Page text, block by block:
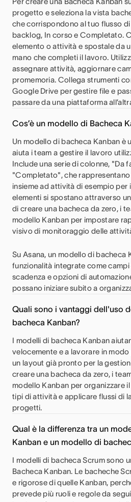
progetto e seleziona la vista
che corrispondono al tuo flusso
backlog, In corso e Completato.
elemento o attività e spostale da
mano che completi il lavoro.
assegnare attività, aggiornare
promemoria. Collega strumenti
Google Drive per gestire file e
passare da una piattaforma
Cos’è un modello di Bacheca
Un modello di bacheca Kanban è
aiuta i team a gestire il lavoro
Include una serie di colonne, "Da
"Completato", che
insieme ad attività di esempio per
elementi si spostano attraverso
di creare una bacheca da zero, i
modello Kanban per impostare
visivo di monitoraggio delle
Su Asana, un modello di bacheca
funzionalità integrate come
scadenza e opzioni di
possano iniziare subito a
Quali sono i vantaggi dell'uso
bacheca Kanban?
I modelli di bacheca Kanban
velocemente e a lavorare in
un layout già pronto per la
creare una bacheca da zero, i
modello Kanban per organizzare
tipi di attività e applicare flussi di
progetti.
Qual è la differenza tra un
Kanban e un modello di
I modelli di bacheca Scrum sono
Bacheca Kanban. Le bacheche
e rigorose di quelle Kanban,
prevede più ruoli e regole da